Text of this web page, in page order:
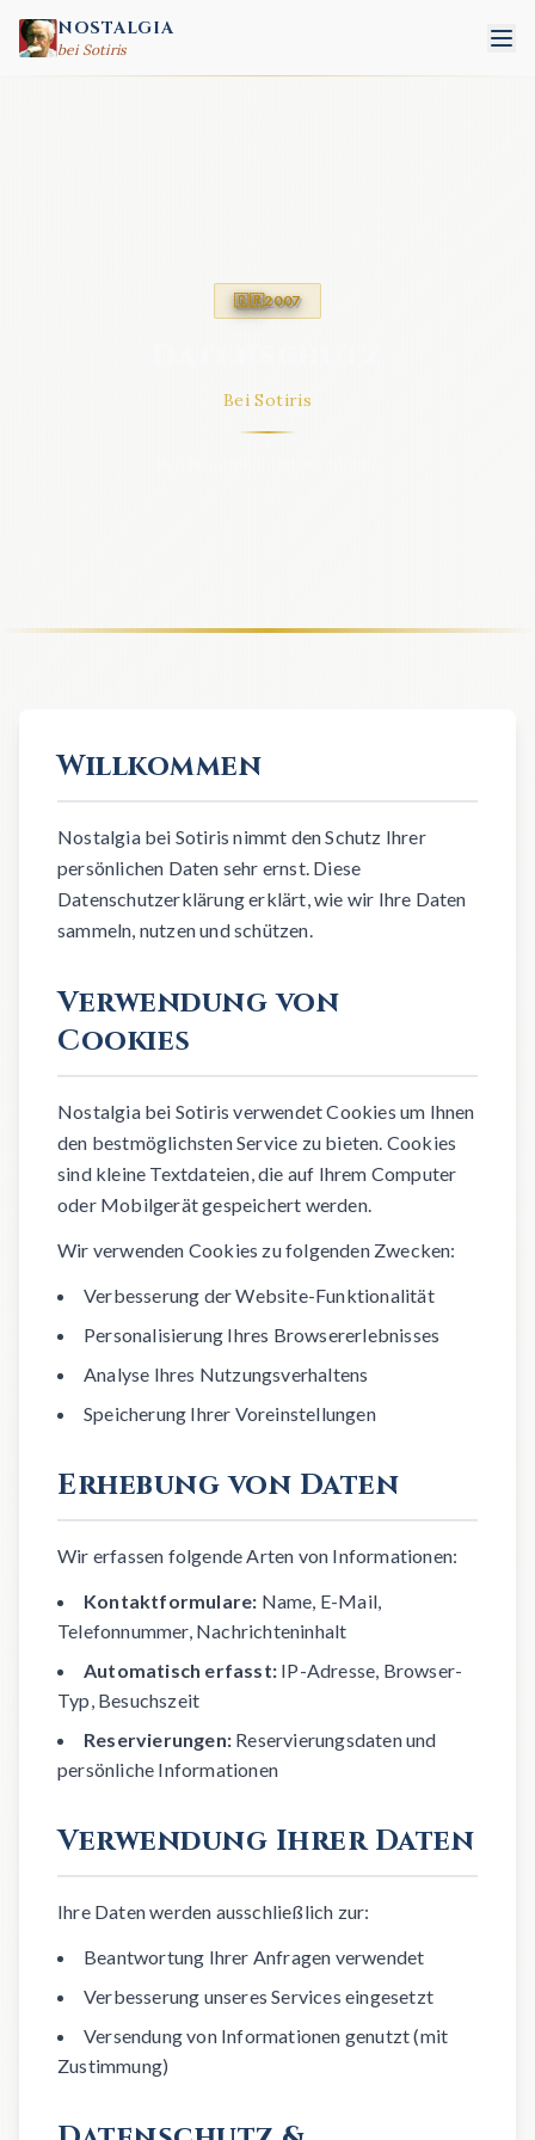
NOSTALGIA
bei Sotiris
🇬🇷2007
Bei Sotiris
Willkommen
Nostalgia bei Sotiris nimmt den Schutz Ihrer
persönlichen Daten sehr ernst. Diese
Datenschutzerklärung erklärt, wie wir Ihre Daten
sammeln, nutzen und schützen.
Verwendung von
Cookies
Nostalgia bei Sotiris verwendet Cookies um Ihnen
den bestmöglichsten Service zu bieten. Cookies
sind kleine Textdateien, die auf Ihrem Computer
oder Mobilgerät gespeichert werden.
Wir verwenden Cookies zu folgenden Zwecken:
Verbesserung der Website-Funktionalität
Personalisierung Ihres Browsererlebnisses
Analyse Ihres Nutzungsverhaltens
Speicherung Ihrer Voreinstellungen
Erhebung von Daten
Wir erfassen folgende Arten von Informationen:
Kontaktformulare: Name, E-Mail,
Telefonnummer, Nachrichteninhalt
Automatisch erfasst: IP-Adresse, Browser-
Typ, Besuchszeit
Reservierungen: Reservierungsdaten und
persönliche Informationen
Verwendung Ihrer Daten
Ihre Daten werden ausschließlich zur:
Beantwortung Ihrer Anfragen verwendet
Verbesserung unseres Services eingesetzt
Versendung von Informationen genutzt (mit
Zustimmung)